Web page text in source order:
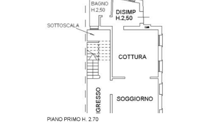
Pavimenti in legno
Infissi bianchi
Tipo riscaldamento: radiatori
spese condominiali : zero